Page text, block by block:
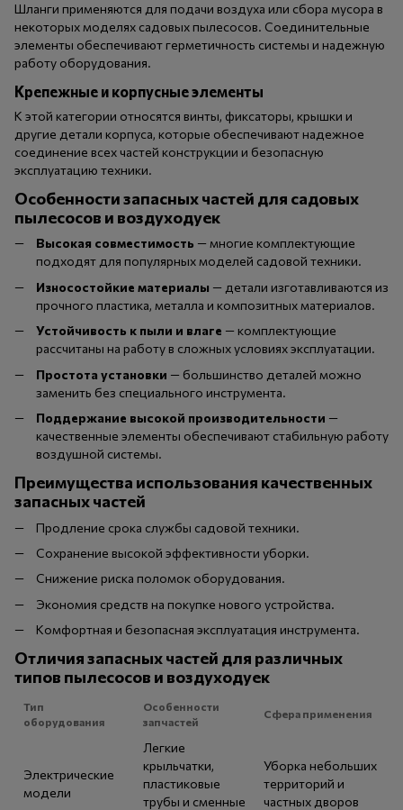
Шланги применяются для подачи воздуха или сбора мусора в
некоторых моделях садовых пылесосов. Соединительные
элементы обеспечивают герметичность системы и надежную
работу оборудования.
Крепежные и корпусные элементы
К этой категории относятся винты, фиксаторы, крышки и
другие детали корпуса, которые обеспечивают надежное
соединение всех частей конструкции и безопасную
эксплуатацию техники.
Особенности запасных частей для садовых
пылесосов и воздуходуек
Высокая совместимость — многие комплектующие
подходят для популярных моделей садовой техники.
Износостойкие материалы — детали изготавливаются из
прочного пластика, металла и композитных материалов.
Устойчивость к пыли и влаге — комплектующие
рассчитаны на работу в сложных условиях эксплуатации.
Простота установки — большинство деталей можно
заменить без специального инструмента.
Поддержание высокой производительности —
качественные элементы обеспечивают стабильную работу
воздушной системы.
Преимущества использования качественных
запасных частей
Продление срока службы садовой техники.
Сохранение высокой эффективности уборки.
Снижение риска поломок оборудования.
Экономия средств на покупке нового устройства.
Комфортная и безопасная эксплуатация инструмента.
Отличия запасных частей для различных
типов пылесосов и воздуходуек
Тип
оборудования
Особенности
запчастей
Сфера применения
Электрические
модели
Легкие
крыльчатки,
пластиковые
трубы и сменные
Уборка небольших
территорий и
частных дворов